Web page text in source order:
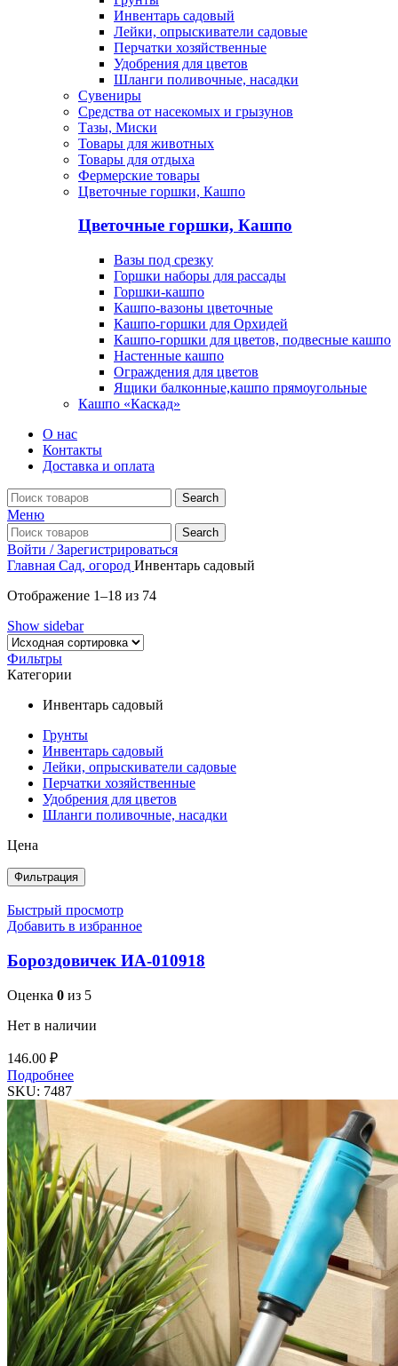
Инвентарь садовый
Лейки, опрыскиватели садовые
Перчатки хозяйственные
Удобрения для цветов
Шланги поливочные, насадки
Сувениры
Средства от насекомых и грызунов
Тазы, Миски
Товары для животных
Товары для отдыха
Фермерские товары
Цветочные горшки, Кашпо
Цветочные горшки, Кашпо
Вазы под срезку
Горшки наборы для рассады
Горшки-кашпо
Кашпо-вазоны цветочные
Кашпо-горшки для Орхидей
Кашпо-горшки для цветов, подвесные кашпо
Настенные кашпо
Ограждения для цветов
Ящики балконные,кашпо прямоугольные
Кашпо «Каскад»
О нас
Контакты
Доставка и оплата
Search
Меню
Search
Войти / Зарегистрироваться
Главная Сад, огород Инвентарь садовый
Отображение 1–18 из 74
Show sidebar
Фильтры
Категории
Инвентарь садовый
Грунты
Инвентарь садовый
Лейки, опрыскиватели садовые
Перчатки хозяйственные
Удобрения для цветов
Шланги поливочные, насадки
Цена
Фильтрация
Быстрый просмотр
Добавить в избранное
Бороздовичек ИА-010918
Оценка 0 из 5
Нет в наличии
146.00 ₽
Подробнее
SKU: 7487